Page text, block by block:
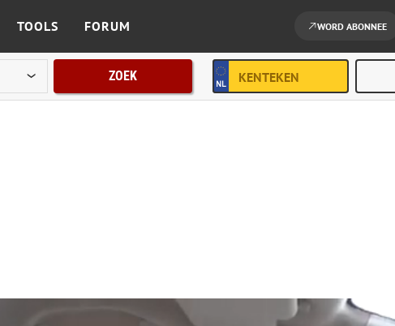
TOOLS FORUM WORD ABONNEE
ZOEK